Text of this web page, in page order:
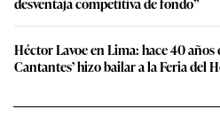
Héctor Lavoe en Lima: hace 40 años
Cantantes’ hizo bailar a la Feria del